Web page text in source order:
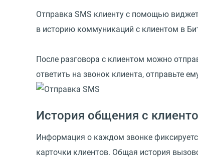
Отправка SMS клиенту с помощью
в историю коммуникаций с клиентом в
После разговора с клиентом можно
ответить на звонок клиента, отправьте
История общения с
Информация о каждом звонке
карточки клиентов. Общая история